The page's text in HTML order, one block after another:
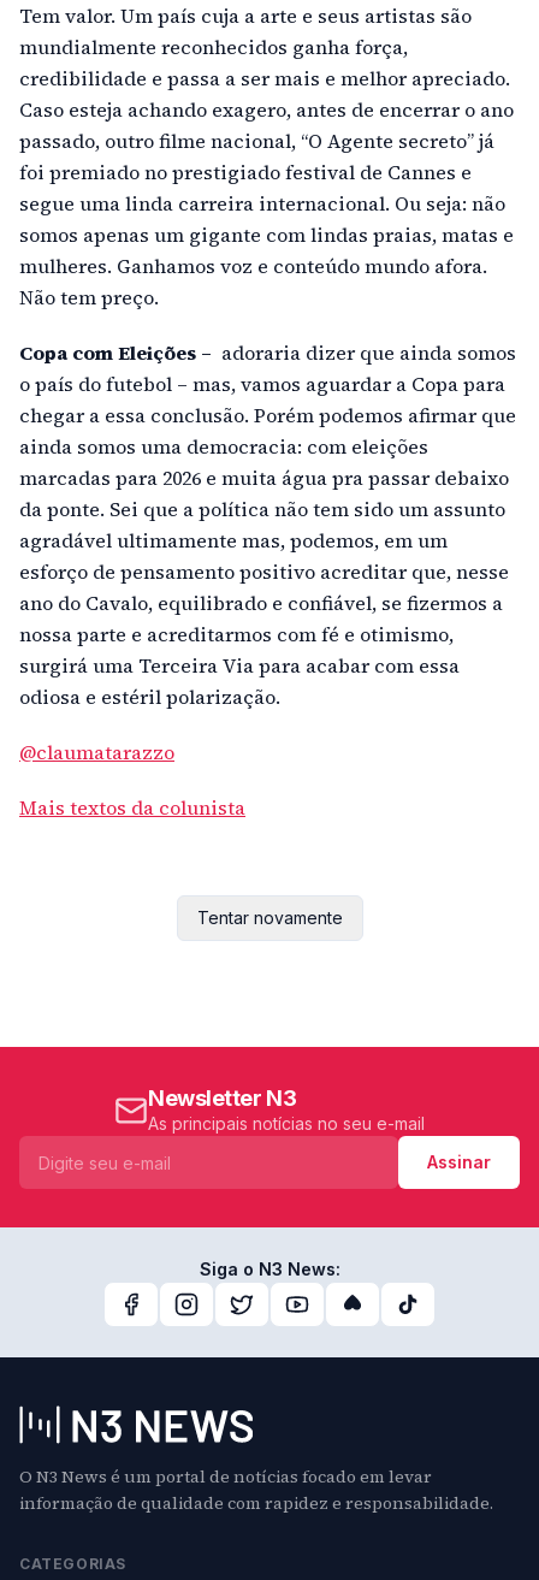
Tem valor. Um país cuja a arte e seus artistas são
mundialmente reconhecidos ganha força,
credibilidade e passa a ser mais e melhor apreciado.
Caso esteja achando exagero, antes de encerrar o ano
passado, outro filme nacional, “O Agente secreto” já
foi premiado no prestigiado festival de Cannes e
segue uma linda carreira internacional. Ou seja: não
somos apenas um gigante com lindas praias, matas e
mulheres. Ganhamos voz e conteúdo mundo afora.
Não tem preço.
Copa com Eleições – adoraria dizer que ainda somos
o país do futebol – mas, vamos aguardar a Copa para
chegar a essa conclusão. Porém podemos afirmar que
ainda somos uma democracia: com eleições
marcadas para 2026 e muita água pra passar debaixo
da ponte. Sei que a política não tem sido um assunto
agradável ultimamente mas, podemos, em um
esforço de pensamento positivo acreditar que, nesse
ano do Cavalo, equilibrado e confiável, se fizermos a
nossa parte e acreditarmos com fé e otimismo,
surgirá uma Terceira Via para acabar com essa
odiosa e estéril polarização.
@claumatarazzo
Mais textos da colunista
Tentar novamente
Newsletter N3
As principais notícias no seu e-mail
Assinar
Siga o N3 News:
O N3 News é um portal de notícias focado em levar
informação de qualidade com rapidez e responsabilidade.
CATEGORIAS